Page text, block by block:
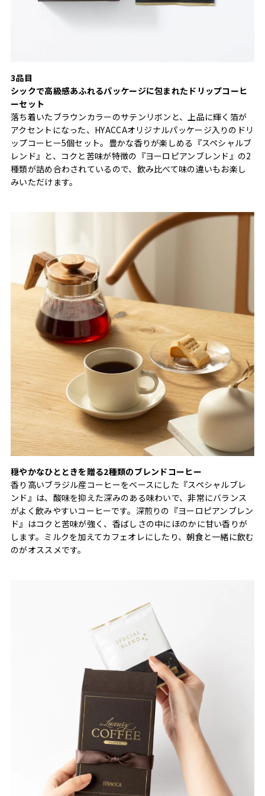
3品目
シックで高級感あふれるパッケージに包まれたドリップコーヒ
ーセット
落ち着いたブラウンカラーのサテンリボンと、上品に輝く箔が
アクセントになった、HYACCAオリジナルパッケージ入りのドリ
ップコーヒー5個セット。豊かな香りが楽しめる『スペシャルブ
レンド』と、コクと苦味が特徴の『ヨーロピアンブレンド』の2
種類が詰め合わされているので、飲み比べて味の違いもお楽し
みいただけます。
穏やかなひとときを贈る2種類のブレンドコーヒー
香り高いブラジル産コーヒーをベースにした『スペシャルブレ
ンド』は、酸味を抑えた深みのある味わいで、非常にバランス
がよく飲みやすいコーヒーです。深煎りの『ヨーロピアンブレン
ド』はコクと苦味が強く、香ばしさの中にほのかに甘い香りが
します。ミルクを加えてカフェオレにしたり、朝食と一緒に飲む
のがオススメです。